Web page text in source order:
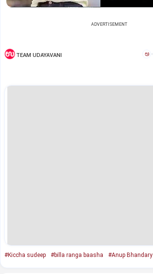
ADVERTISEMENT
TEAM UDAYAVANI ಅ
#Kiccha sudeep #billa ranga baasha #Anup Bhandary